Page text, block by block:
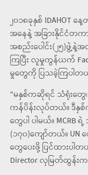
၂၀၁၈ခုနှစ် IDAHOT
အနေနဲ့ အခြားနိုင်ငံ
အစည်းပေါင်း(၂၅)ဖွဲ့
ကြပြီး လူမှုကွန်ယက်
မှုတွေကို ပြသခဲ့ကြပါတ
“မနှစ်ကဆိုရင် သံရုံးတွေ
ကန်ပိန်းလုပ်တယ်။ ဒီနှစ်က
တွေပါ ပါမယ်။
(၁၇၀)ကျော်တယ်။
တွေပေးဖို့ ပြင်ထားပါတ
Director လှမြတ်ထွန်းက